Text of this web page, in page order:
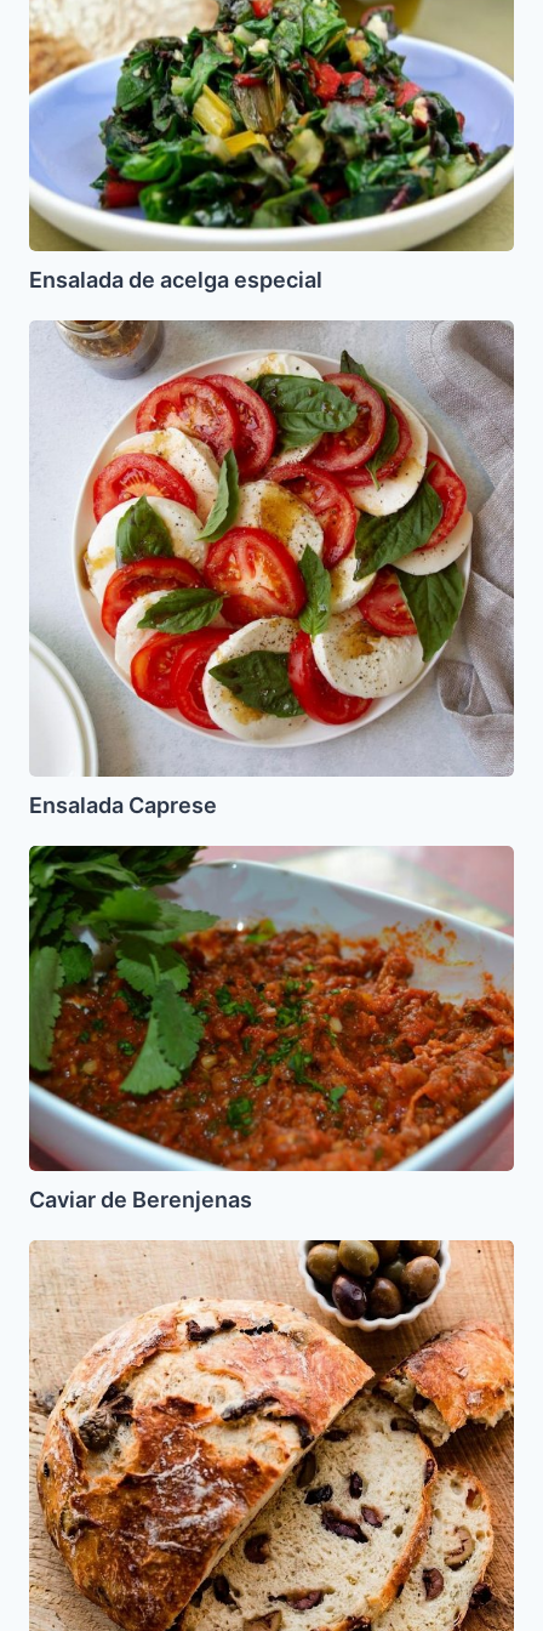
Ensalada de acelga especial
Ensalada
Caprese
Ensalada Caprese
Caviar
de
Berenjenas
Caviar de Berenjenas
Pan
con
aceitunas
y
romero